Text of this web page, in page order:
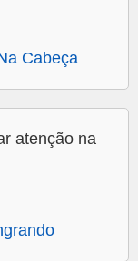
Cabeça
atenção na